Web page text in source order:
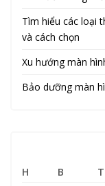
Tìm hiểu các loại
và cách chọn
Xu hướng màn
Bảo dưỡng màn
H B T